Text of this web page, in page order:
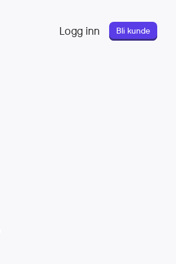
Logg inn Bli kunde